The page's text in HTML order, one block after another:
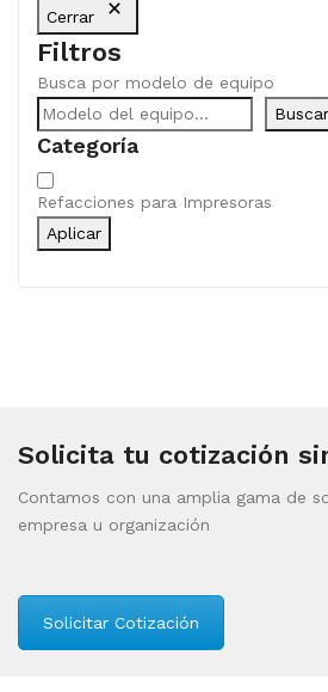
Cerrar
Filtros
Busca por modelo de equipo
Buscar
Categoría
Categoría
Refacciones para Impresoras
Aplicar
Solicita tu cotización
Contamos con una amplia gama de
empresa u organización
Solicitar Cotización